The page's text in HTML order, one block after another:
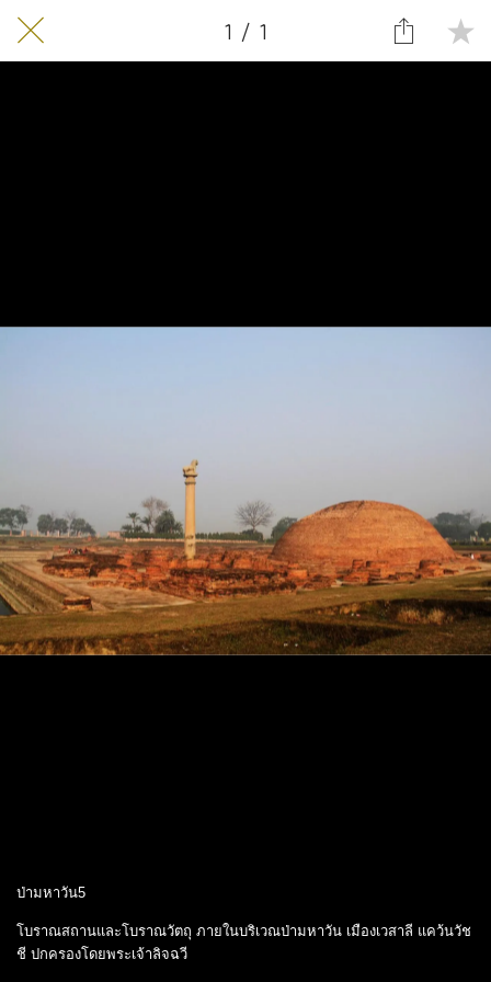
1 / 1
ป่ามหาวัน5
โบราณสถานและโบราณวัตถุ ภายในบริเวณป่ามหาวัน เมืองเวสาลี แคว้นวัช
ชี ปกครองโดยพระเจ้าลิจฉวี